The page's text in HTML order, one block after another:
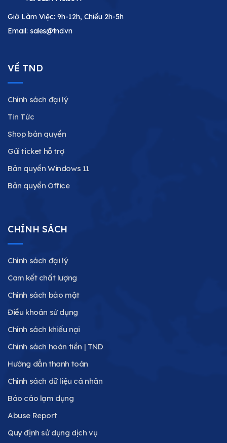
Giờ Làm Việc: 9h-12h, Chiều 2h-5h
Email: sales@tnd.vn
VỀ TND
Chính sách đại lý
Tin Tức
Shop bản quyền
Gửi ticket hỗ trợ
Bản quyền Windows 11
Bản quyền Office
CHÍNH SÁCH
Chính sách đại lý
Cam kết chất lượng
Chính sách bảo mật
Điều khoản sử dụng
Chính sách khiếu nại
Chính sách hoàn tiền | TND
Hướng dẫn thanh toán
Chính sách dữ liệu cá nhân
Báo cáo lạm dụng
Abuse Report
Quy định sử dụng dịch vụ